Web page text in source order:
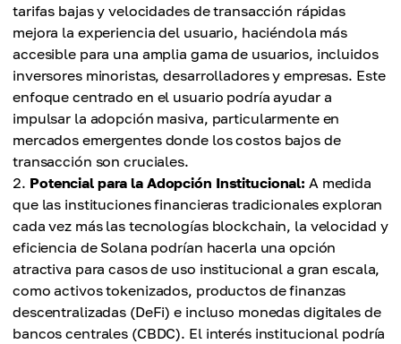
tarifas bajas y velocidades de transacción rápidas
mejora la experiencia del usuario, haciéndola más
accesible para una amplia gama de usuarios, incluidos
inversores minoristas, desarrolladores y empresas. Este
enfoque centrado en el usuario podría ayudar a
impulsar la adopción masiva, particularmente en
mercados emergentes donde los costos bajos de
transacción son cruciales.
Potencial para la Adopción Institucional: A medida
que las instituciones financieras tradicionales exploran
cada vez más las tecnologías blockchain, la velocidad y
eficiencia de Solana podrían hacerla una opción
atractiva para casos de uso institucional a gran escala,
como activos tokenizados, productos de finanzas
descentralizadas (DeFi) e incluso monedas digitales de
bancos centrales (CBDC). El interés institucional podría